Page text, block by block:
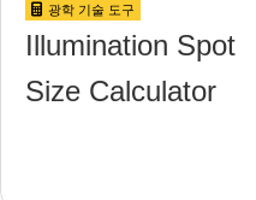
광학 기술 도구
Illumination Spot
Size Calculator